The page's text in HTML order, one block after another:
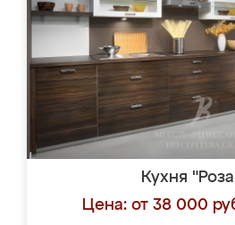
Кухня
Цена: от 38 000